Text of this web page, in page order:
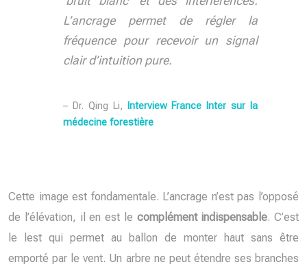
L’ancrage permet de régler la
fréquence pour recevoir un signal
clair d’intuition pure.
– Dr. Qing Li,
Interview France Inter sur la
médecine forestière
Cette image est fondamentale. L’ancrage n’est pas l’opposé
de l’élévation, il en est le complément indispensable. C’est
le lest qui permet au ballon de monter haut sans être
emporté par le vent. Un arbre ne peut étendre ses branches